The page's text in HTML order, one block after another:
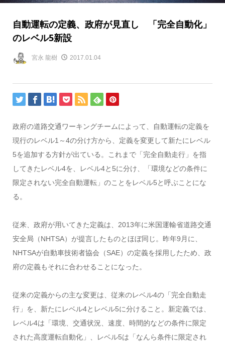
自動運転の定義、政府が見直し 「完全自動化」
のレベル5新設
宮永 龍樹 2017.01.04
政府の道路交通ワーキングチームによって、自動運転の定義を
現行のレベル1～4の分け方から、定義を変更して新たにレベル
5を追加する方針が出ている。これまで「完全自動走行」を指
してきたレベル4を、レベル4と5に分け、「環境などの条件に
限定されない完全自動運転」のことをレベル5と呼ぶことにな
る。
従来、政府が用いてきた定義は、2013年に米国運輸省道路交通
安全局（NHTSA）が提言したものとほぼ同じ。昨年9月に、
NHTSAが自動車技術者協会（SAE）の定義を採用したため、政
府の定義もそれに合わせることになった。
従来の定義からの主な変更は、従来のレベル4の「完全自動走
行」を、新たにレベル4とレベル5に分けること。新定義では、
レベル4は「環境、交通状況、速度、時間的などの条件に限定
された高度運転自動化」、レベル5は「なんら条件に限定され